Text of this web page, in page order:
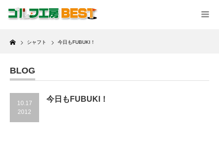
Home
シャフト 今日もFUBUKI！
BLOG
10.17
2012
今日もFUBUKI！